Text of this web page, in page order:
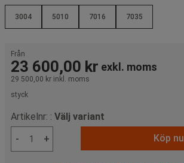
3004 5010 7016 7035
Från
23 600,00 kr exkl. moms
29 500,00 kr inkl. moms
styck
Artikelnr: : Välj variant
-
+ Köp nu